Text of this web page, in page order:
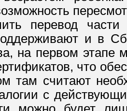
перевод части
и в
на первом этапе
что
там считают
с